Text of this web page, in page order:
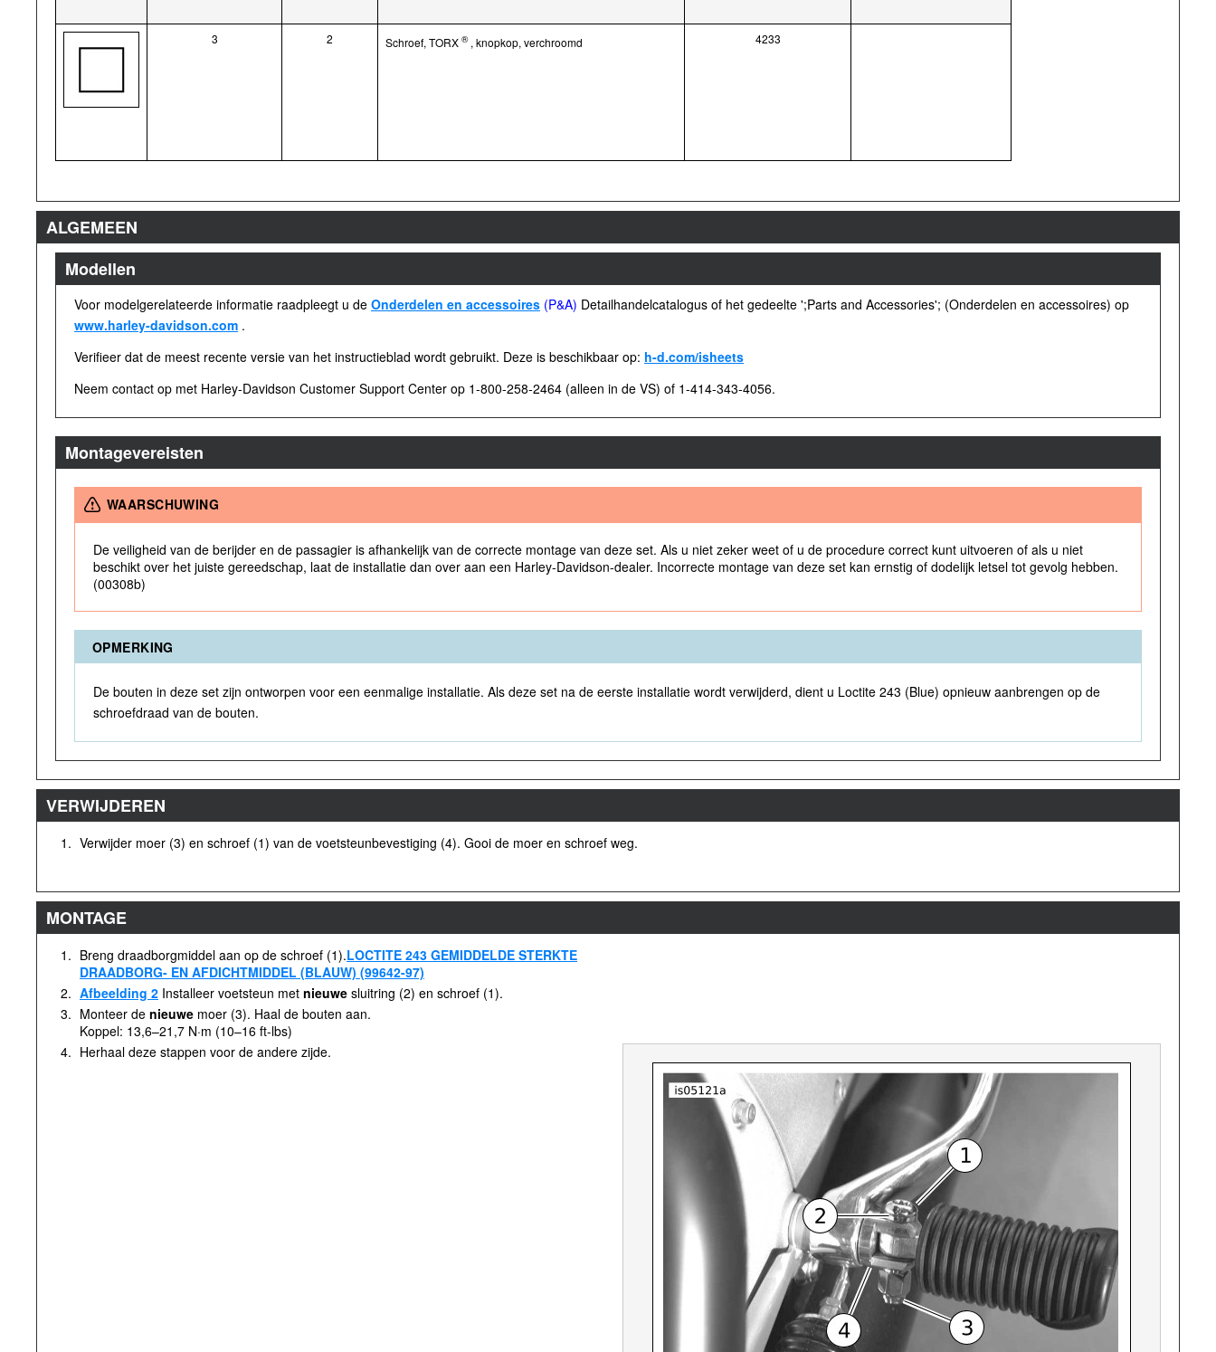
3 2 Schroef, TORX ®, knopkop, verchroomd 4233
ALGEMEEN
Modellen
Voor modelgerelateerde informatie raadpleegt u de Onderdelen en accessoires (P&A) Detailhandelcatalogus of het gedeelte ';Parts and Accessories'; (Onderdelen en accessoires) op
www.harley-davidson.com .
Verifieer dat de meest recente versie van het instructieblad wordt gebruikt. Deze is beschikbaar op: h-d.com/isheets
Neem contact op met Harley-Davidson Customer Support Center op 1-800-258-2464 (alleen in de VS) of 1-414-343-4056.
Montagevereisten
WAARSCHUWING
De veiligheid van de berijder en de passagier is afhankelijk van de correcte montage van deze set. Als u niet zeker weet of u de procedure correct kunt uitvoeren of als u niet
beschikt over het juiste gereedschap, laat de installatie dan over aan een Harley-Davidson-dealer. Incorrecte montage van deze set kan ernstig of dodelijk letsel tot gevolg hebben.
(00308b)
OPMERKING
De bouten in deze set zijn ontworpen voor een eenmalige installatie. Als deze set na de eerste installatie wordt verwijderd, dient u Loctite 243 (Blue) opnieuw aanbrengen op de
schroefdraad van de bouten.
VERWIJDEREN
1. Verwijder moer (3) en schroef (1) van de voetsteunbevestiging (4). Gooi de moer en schroef weg.
MONTAGE
1. Breng draadborgmiddel aan op de schroef (1).LOCTITE 243 GEMIDDELDE STERKTE
DRAADBORG- EN AFDICHTMIDDEL (BLAUW) (99642-97)
2. Afbeelding 2 Installeer voetsteun met nieuwe sluitring (2) en schroef (1).
3. Monteer de nieuwe moer (3). Haal de bouten aan.
Koppel: 13,6–21,7 N·m (10–16 ft-lbs)
4. Herhaal deze stappen voor de andere zijde.